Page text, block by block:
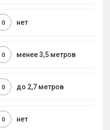
нет
0
менее 3,5 метров
0
до 2,7 метров
0
нет
0